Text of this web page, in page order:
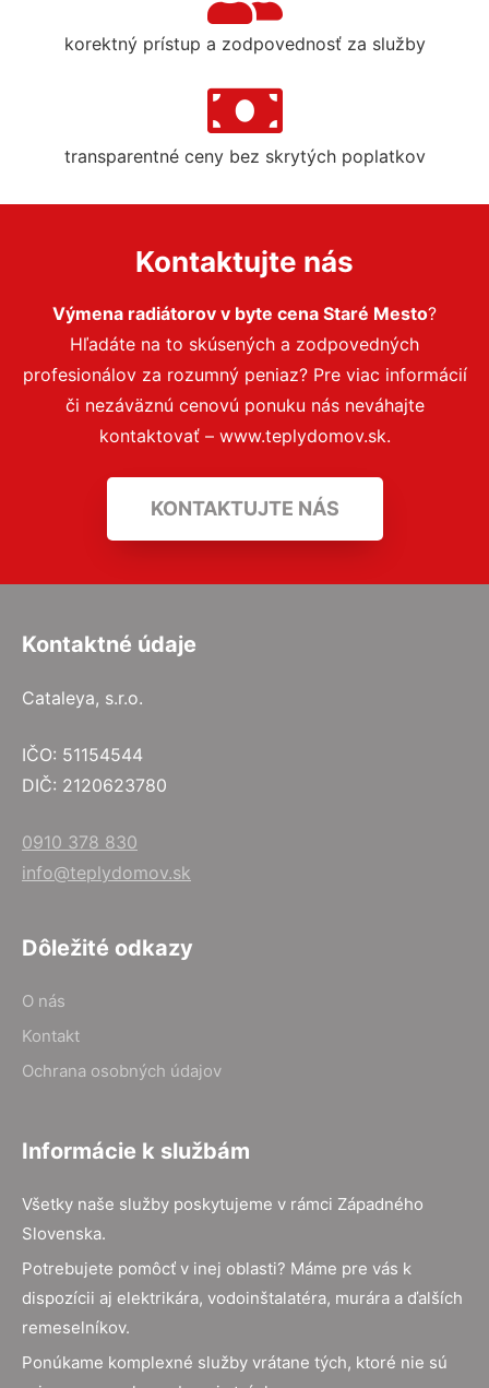
korektný prístup a zodpovednosť za služby
transparentné ceny bez skrytých poplatkov
Kontaktujte nás
Výmena radiátorov v byte cena Staré Mesto?
Hľadáte na to skúsených a zodpovedných
profesionálov za rozumný peniaz? Pre viac informácií
či nezáväznú cenovú ponuku nás neváhajte
kontaktovať – www.teplydomov.sk.
KONTAKTUJTE NÁS
Kontaktné údaje
Cataleya, s.r.o.
IČO: 51154544
DIČ: 2120623780
0910 378 830
info@teplydomov.sk
Dôležité odkazy
O nás
Kontakt
Ochrana osobných údajov
Informácie k službám
Všetky naše služby poskytujeme v rámci Západného
Slovenska.
Potrebujete pomôcť v inej oblasti? Máme pre vás k
dispozícii aj elektrikára, vodoinštalatéra, murára a ďalších
remeselníkov.
Ponúkame komplexné služby vrátane tých, ktoré nie sú